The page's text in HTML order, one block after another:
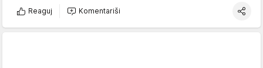
Reaguj Komentariši